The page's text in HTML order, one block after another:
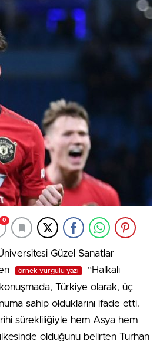
0
Güzel Sanatlar
örnek vurgulu yazı
“Halkalı
Türkiye olarak, üç
sahip olduklarını ifade etti.
sürekliliğiyle hem Asya hem
olduğunu belirten Turhan